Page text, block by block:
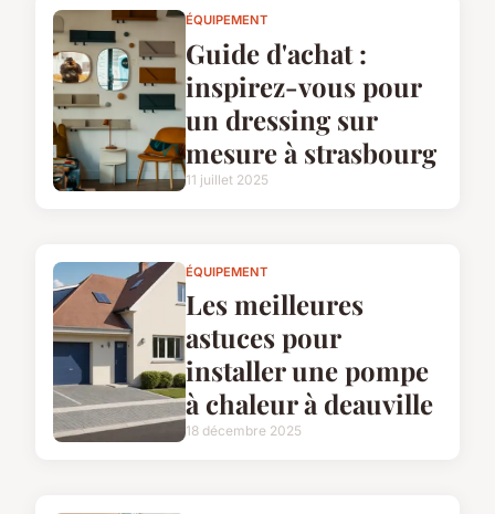
ÉQUIPEMENT
Guide d'achat :
inspirez-vous pour
un dressing sur
mesure à strasbourg
11 juillet 2025
ÉQUIPEMENT
Les meilleures
astuces pour
installer une pompe
à chaleur à deauville
18 décembre 2025